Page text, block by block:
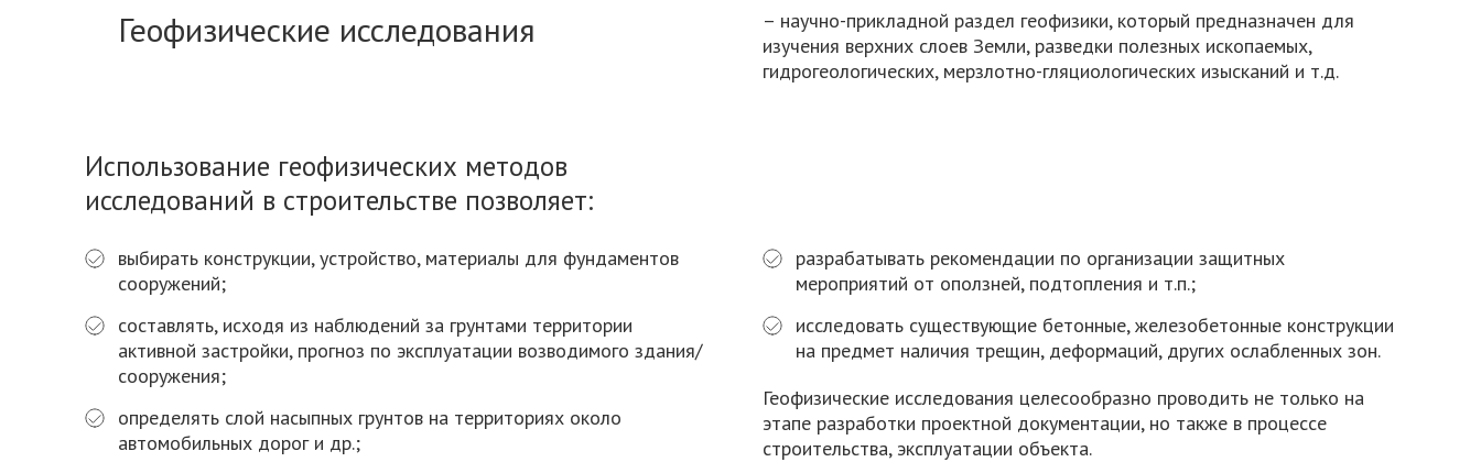
Геофизические исследования
– научно-прикладной раздел геофизики, который предназначен для
изучения верхних слоев Земли, разведки полезных ископаемых,
гидрогеологических, мерзлотно-гляциологических изысканий и т.д.
Использование геофизических методов
исследований в строительстве позволяет:
выбирать конструкции, устройство, материалы для фундаментов
сооружений;
составлять, исходя из наблюдений за грунтами территории
активной застройки, прогноз по эксплуатации возводимого здания/
сооружения;
определять слой насыпных грунтов на территориях около
автомобильных дорог и др.;
разрабатывать рекомендации по организации защитных
мероприятий от оползней, подтопления и т.п.;
исследовать существующие бетонные, железобетонные конструкции
на предмет наличия трещин, деформаций, других ослабленных зон.
Геофизические исследования целесообразно проводить не только на
этапе разработки проектной документации, но также в процессе
строительства, эксплуатации объекта.